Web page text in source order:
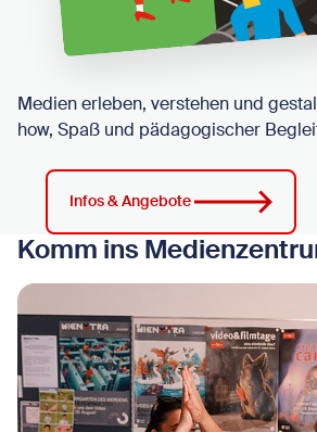
Medien erleben, verstehen und
how, Spaß und pädagogischer
Infos & Angebote
Komm ins
Bild in Lightbox öffnen